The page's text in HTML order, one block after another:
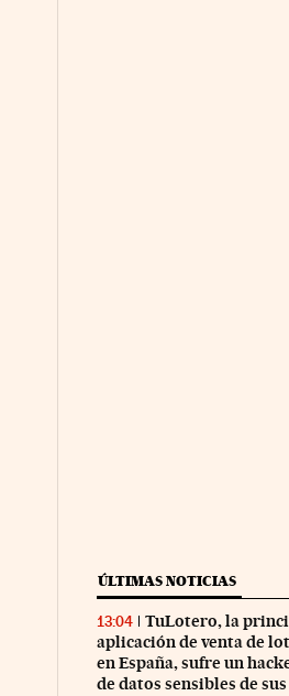
ÚLTIMAS NOTICIAS
13:04
TuLotero, la
aplicación de venta de
en España, sufre un
de datos sensibles de